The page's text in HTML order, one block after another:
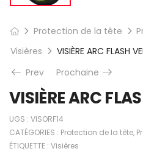
Protection de la tête
Visières
VISIÈRE ARC FLASH
Prev
Prochaine
VISIÈRE ARC
UGS : VISORF14
CATÉGORIES : Protection de la tête,
ÉTIQUETTE : Visières